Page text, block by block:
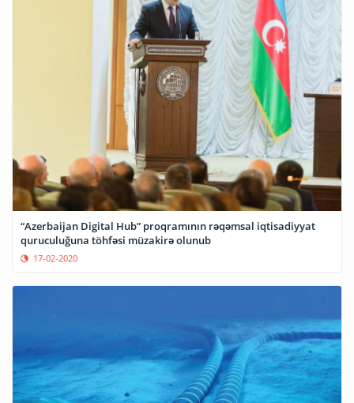
“Azerbaijan Digital Hub” proqramının rəqəmsal iqtisadiyyat
quruculuğuna töhfəsi müzakirə olunub
17-02-2020